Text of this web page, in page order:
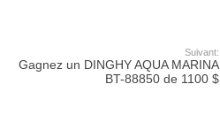
Suivant:
Gagnez un DINGHY AQUA MARINA
BT-88850 de 1100 $